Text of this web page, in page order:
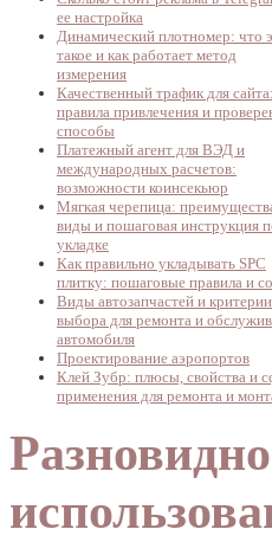
ее настройка
Динамический плотномер: что
такое и как работает метод
измерения
Качественный трафик для сайта:
правила привлечения и
способы
Платежный агент для ВЭД и
международных расчетов:
возможности коинсекьюр
Мягкая черепица:
виды и пошаговая инструкция
укладке
Как правильно укладывать SPC
плитку: пошаговые правила и
Виды автозапчастей и критерии
выбора для ремонта и
автомобиля
Проектирование аэропортов
Клей Зубр: плюсы, свойства и
применения для ремонта и